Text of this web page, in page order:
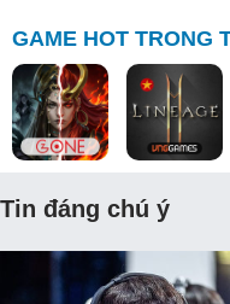
GAME HOT TRONG
Tin đáng chú ý